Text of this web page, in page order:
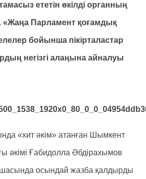
ететін өкілді органның
«Жаңа Парламент қоғамдық
бойынша пікірталастар
негізгі алаңына айналуы
«хит әкім» атанған Шымкент
әкімі Ғабидолла Әбдірахымов
осындай жазба қалдырды